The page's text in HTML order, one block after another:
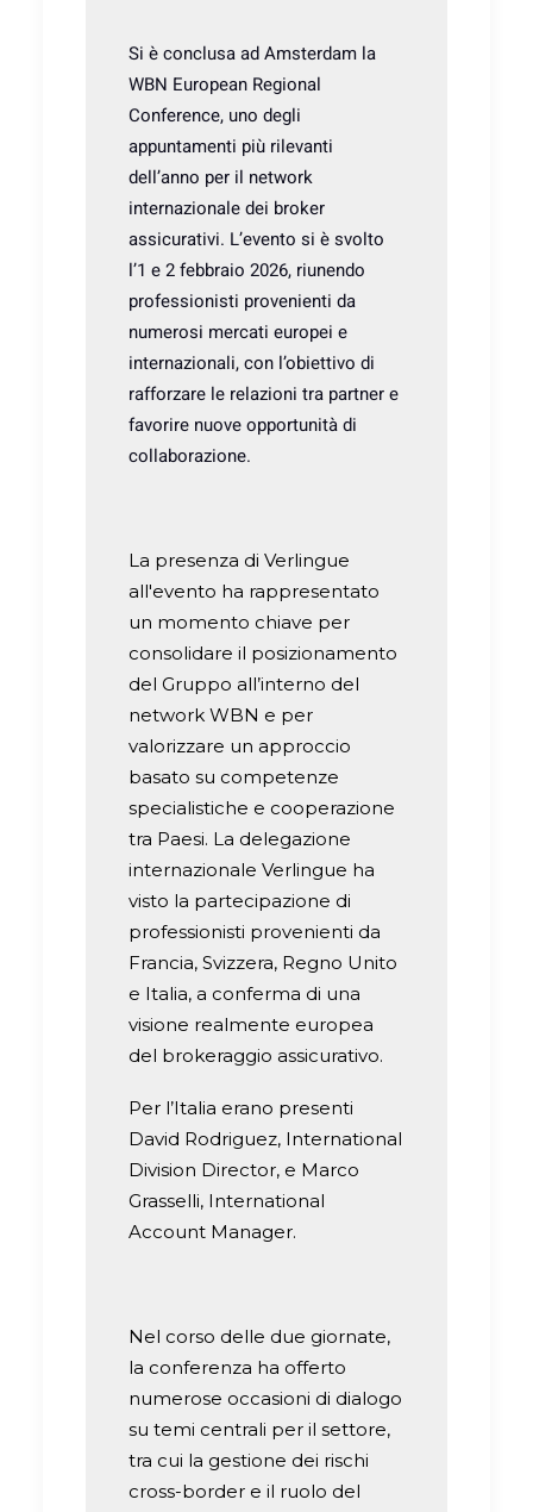
Si è conclusa ad Amsterdam la
WBN European Regional
Conference, uno degli
appuntamenti più rilevanti
dell’anno per il network
internazionale dei broker
assicurativi. L’evento si è svolto
l’1 e 2 febbraio 2026, riunendo
professionisti provenienti da
numerosi mercati europei e
internazionali, con l’obiettivo di
rafforzare le relazioni tra partner e
favorire nuove opportunità di
collaborazione.
La presenza di Verlingue
all'evento ha rappresentato
un momento chiave per
consolidare il posizionamento
del Gruppo all’interno del
network WBN e per
valorizzare un approccio
basato su competenze
specialistiche e cooperazione
tra Paesi. La delegazione
internazionale Verlingue ha
visto la partecipazione di
professionisti provenienti da
Francia, Svizzera, Regno Unito
e Italia, a conferma di una
visione realmente europea
del brokeraggio assicurativo.
Per l’Italia erano presenti
David Rodriguez, International
Division Director, e Marco
Grasselli, International
Account Manager.
Nel corso delle due giornate,
la conferenza ha offerto
numerose occasioni di dialogo
su temi centrali per il settore,
tra cui la gestione dei rischi
cross-border e il ruolo del